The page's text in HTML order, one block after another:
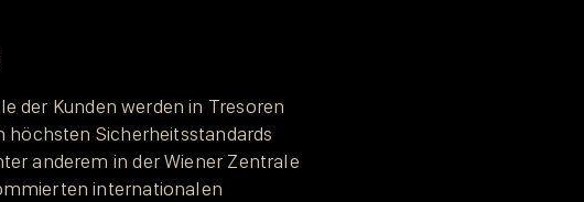
der Kunden werden in Tresoren
höchsten Sicherheitsstandards
anderem in der Wiener Zentrale
internationalen